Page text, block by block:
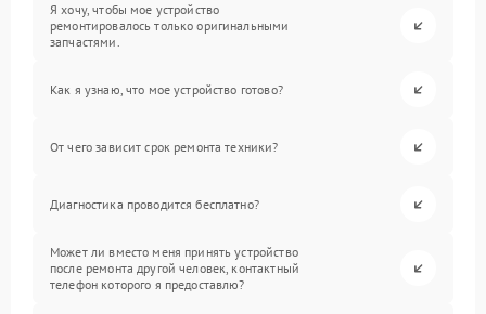
Я хочу, чтобы мое устройство
ремонтировалось только оригинальными
запчастями.
Как я узнаю, что мое устройство готово?
От чего зависит срок ремонта техники?
Диагностика проводится бесплатно?
Может ли вместо меня принять устройство
после ремонта другой человек, контактный
телефон которого я предоставлю?